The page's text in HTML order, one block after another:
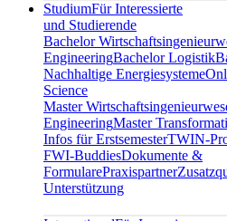
StudiumFür Interessierte
und Studierende
Bachelor
EngineeringBachelor Logistik
Nachhaltige Energiesysteme
Science
Master
EngineeringMaster
Infos für ErstsemesterTWIN-
FWI-BuddiesDokumente &
FormularePraxispartner
Unterstützung